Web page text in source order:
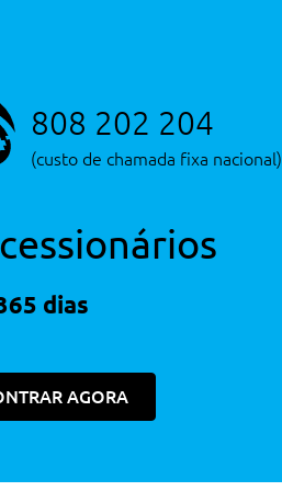
808 202 204
(custo de chamada fixa nacional)
dias
AGORA